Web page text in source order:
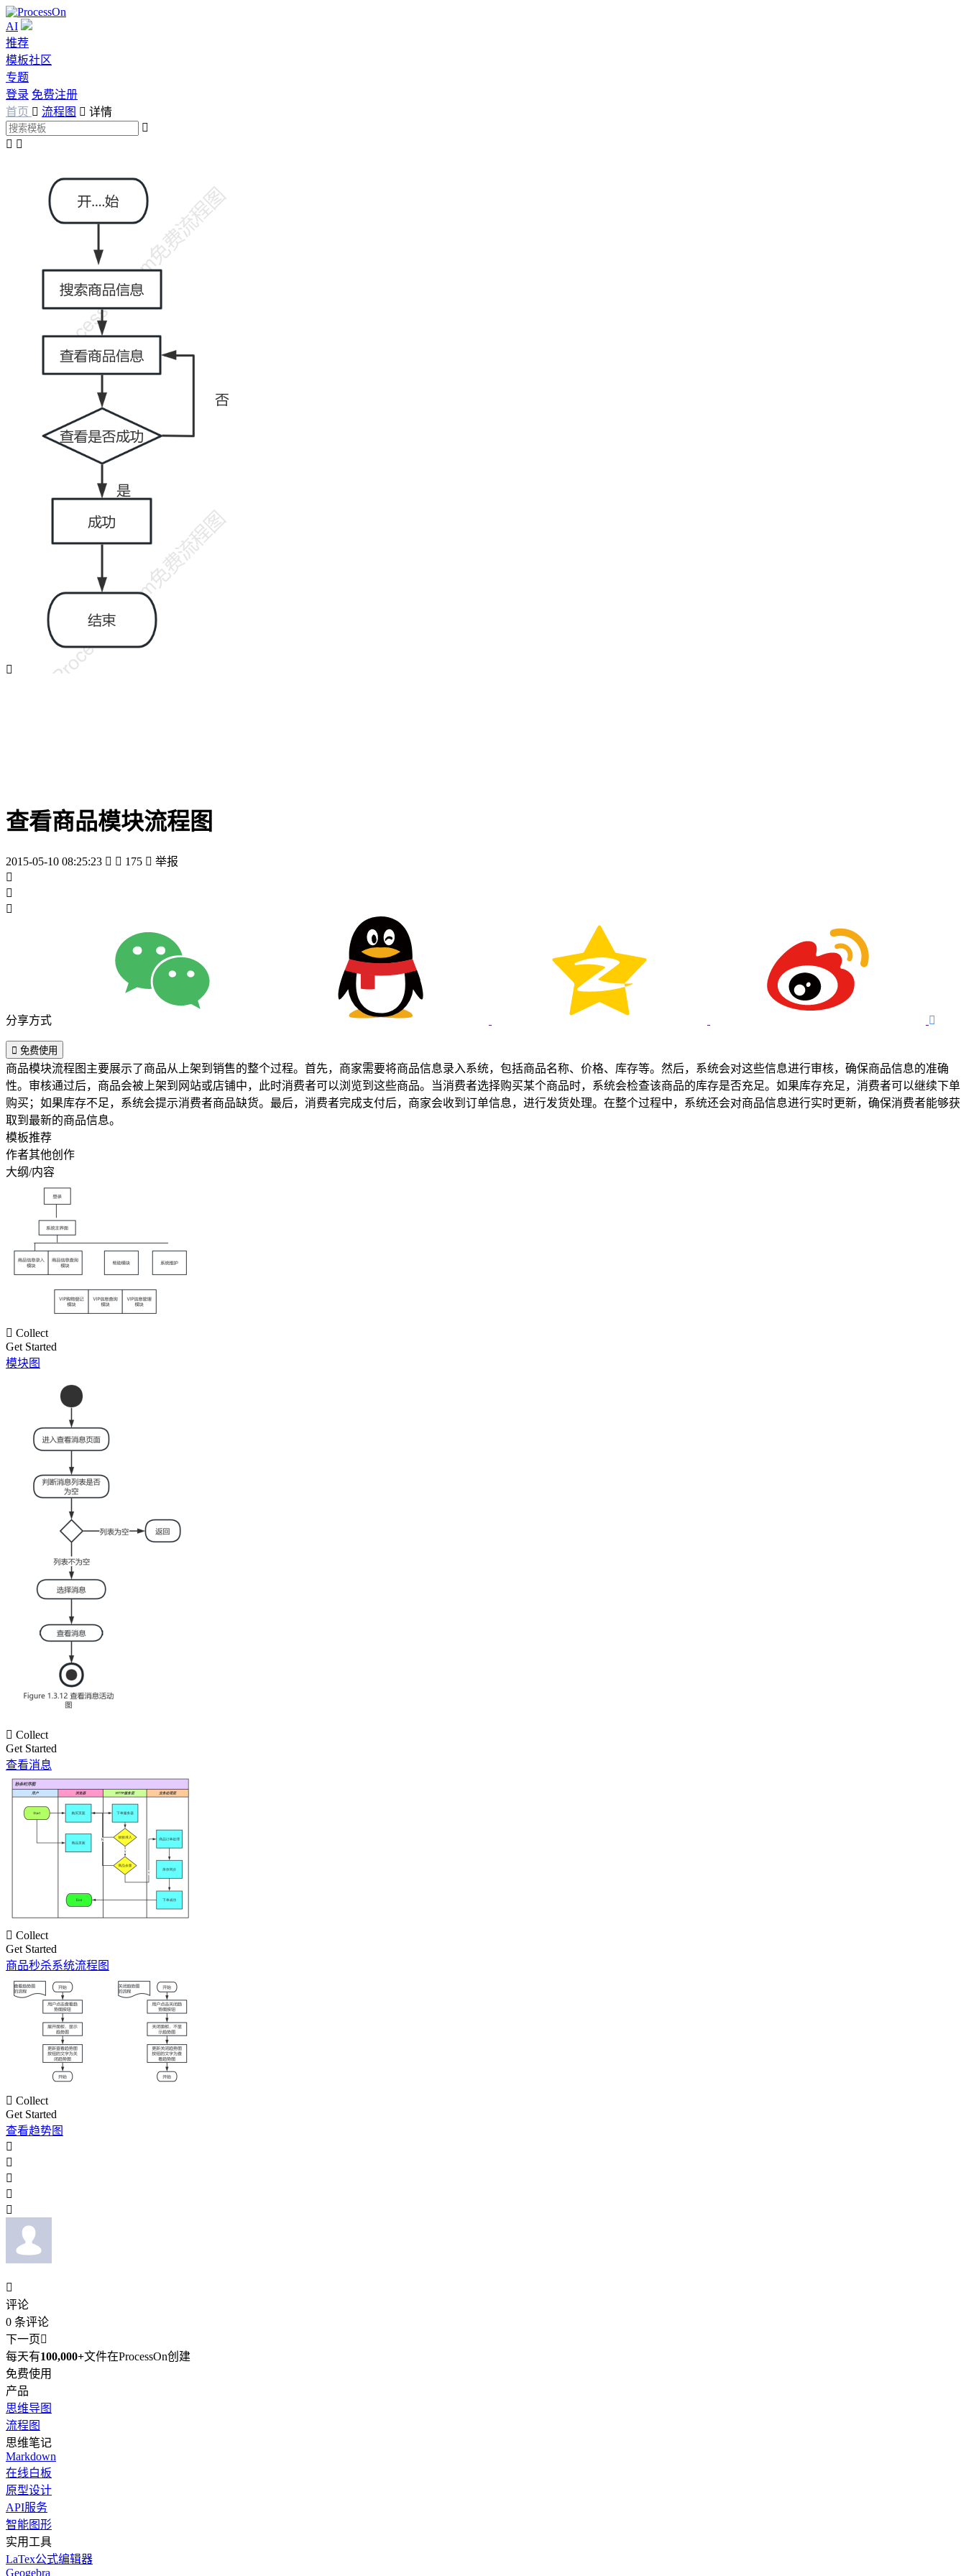
AI
推荐
模板社区
专题
登录 免费注册
首页  流程图  详情

 

查看商品模块流程图
2015-05-10 08:25:23   175  举报



分享方式 
 免费使用
商品模块流程图主要展示了商品从上架到销售的整个过程。首先，商家需要将商品信息录入系统，包括商品名称、价格、库存等。然后，系统会对这些信息进行审核，确保商品信息的准确
性。审核通过后，商品会被上架到网站或店铺中，此时消费者可以浏览到这些商品。当消费者选择购买某个商品时，系统会检查该商品的库存是否充足。如果库存充足，消费者可以继续下单
购买；如果库存不足，系统会提示消费者商品缺货。最后，消费者完成支付后，商家会收到订单信息，进行发货处理。在整个过程中，系统还会对商品信息进行实时更新，确保消费者能够获
取到最新的商品信息。
模板推荐
作者其他创作
大纲/内容
 Collect
Get Started
模块图
 Collect
Get Started
查看消息
 Collect
Get Started
商品秒杀系统流程图
 Collect
Get Started
查看趋势图






评论
0 条评论
下一页
每天有100,000+文件在ProcessOn创建
免费使用
产品
思维导图
流程图
思维笔记
Markdown
在线白板
原型设计
API服务
智能图形
实用工具
LaTex公式编辑器
Geogebra